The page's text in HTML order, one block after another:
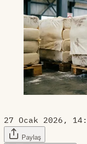
27 Ocak 2026,
Paylaş